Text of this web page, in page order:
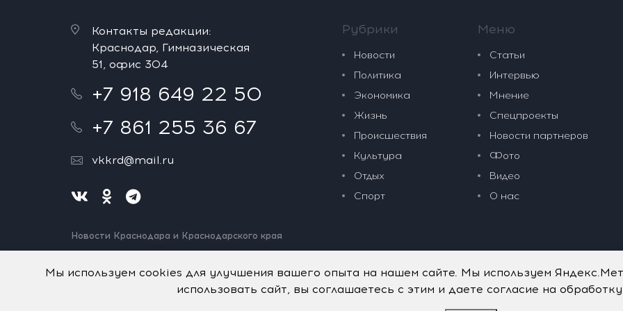
Контакты редакции:
Краснодар, Гимназическая
51, офис 304
+7 918 649 22 50
+7 861 255 36 67
vkkrd@mail.ru
Новости Краснодара и Краснодарского края
Нашли ошибку? Выделите и нажмите Ctrl+Enter.
Рубрики
Новости
Политика
Экономика
Жизнь
Происшествия
Культура
Отдых
Спорт
Меню
Статьи
Интервью
Мнение
Спецпроекты
Новости партнеров
Фото
Видео
О нас
Мы используем cookies для улучшения вашего опыта на нашем сайте. Мы используем
использовать сайт, вы соглашаетесь с этим и даете согласие на